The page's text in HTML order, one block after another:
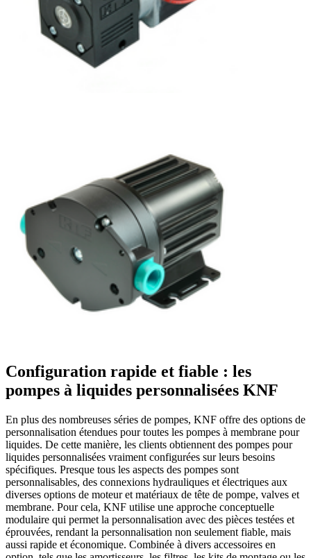
Configuration rapide et fiable : les
pompes à liquides personnalisées KNF
En plus des nombreuses séries de pompes, KNF offre des options de
personnalisation étendues pour toutes les pompes à membrane pour
liquides. De cette manière, les clients obtiennent des pompes pour
liquides personnalisées vraiment configurées sur leurs besoins
spécifiques. Presque tous les aspects des pompes sont
personnalisables, des connexions hydrauliques et électriques aux
diverses options de moteur et matériaux de tête de pompe, valves et
membrane. Pour cela, KNF utilise une approche conceptuelle
modulaire qui permet la personnalisation avec des pièces testées et
éprouvées, rendant la personnalisation non seulement fiable, mais
aussi rapide et économique. Combinée à divers accessoires en